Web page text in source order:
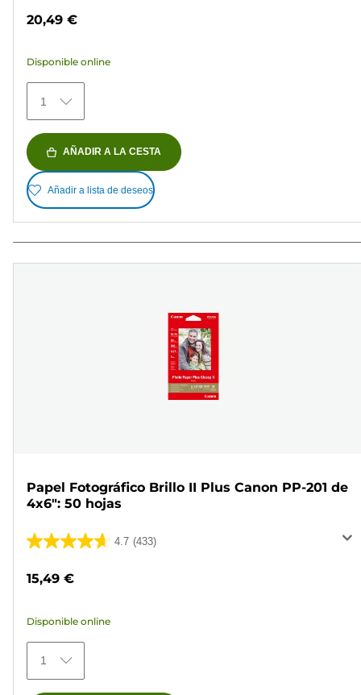
5
152
reseñas
20,49 €
Disponible online
1
AÑADIR A LA CESTA
Añadir a lista de deseos
Papel Fotográfico Brillo II Plus Canon PP-201 de
4x6": 50 hojas
4.7 (433)
4.7
433
reseñas
15,49 €
Disponible online
1